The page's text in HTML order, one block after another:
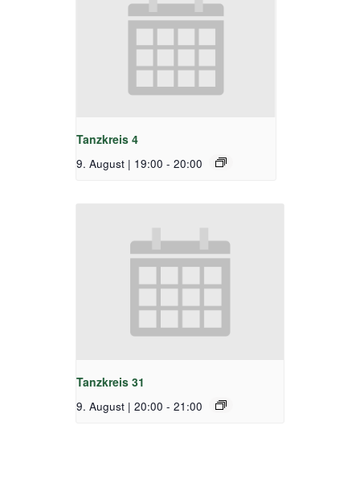
Tanzkreis 4
9. August | 19:00 - 20:00
Tanzkreis 31
9. August | 20:00 - 21:00